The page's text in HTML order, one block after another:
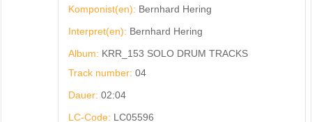
Komponist(en): Bernhard Hering
Interpret(en): Bernhard Hering
Album: KRR_153 SOLO DRUM TRACKS
Track number: 04
Dauer: 02:04
LC-Code: LC05596